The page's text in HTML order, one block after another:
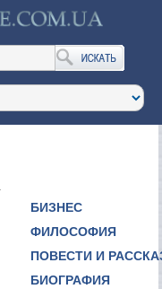
БИЗНЕС
ФИЛОСОФИЯ
ПОВЕСТИ И
БИОГРАФИЯ